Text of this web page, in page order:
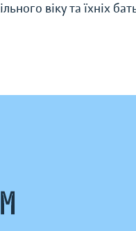
віку та їхніх